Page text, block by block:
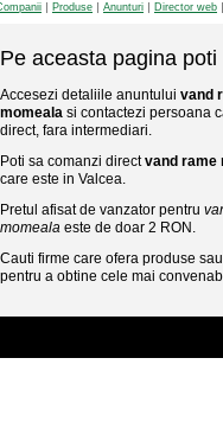
Produse Anunturi Director web
Pe aceasta pagina poti
Accesezi detaliile anuntului vand
momeala si contactezi persoana
direct, fara intermediari.
Poti sa comanzi directvand rame
care este in Valcea.
Pretul afisat de vanzator pentru
momeala este de doar 2 RON.
Cauti firme care ofera produse
pentru a obtine cele mai